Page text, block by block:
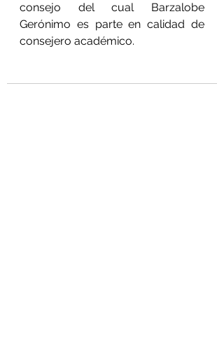
consejo del cual Barzalobe
Gerónimo es parte en calidad de
consejero académico.